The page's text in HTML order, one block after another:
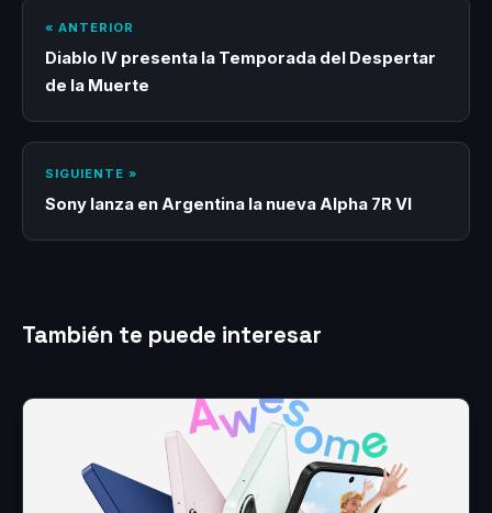
« ANTERIOR
Diablo IV presenta la Temporada del Despertar
de la Muerte
SIGUIENTE »
Sony lanza en Argentina la nueva Alpha 7R VI
También te puede interesar